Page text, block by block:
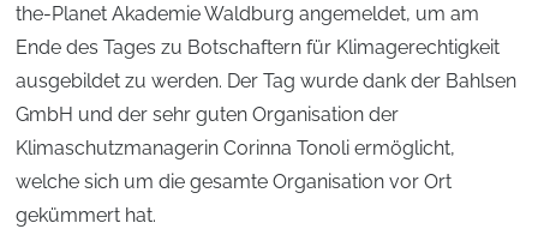
the-Planet Akademie Waldburg angemeldet, um am
Ende des Tages zu Botschaftern für Klimagerechtigkeit
ausgebildet zu werden. Der Tag wurde dank der Bahlsen
GmbH und der sehr guten Organisation der
Klimaschutzmanagerin Corinna Tonoli ermöglicht,
welche sich um die gesamte Organisation vor Ort
gekümmert hat.